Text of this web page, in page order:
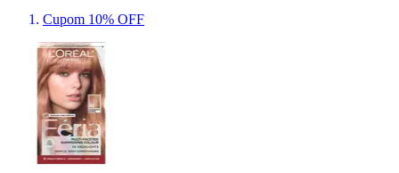
Cupom 10% OFF